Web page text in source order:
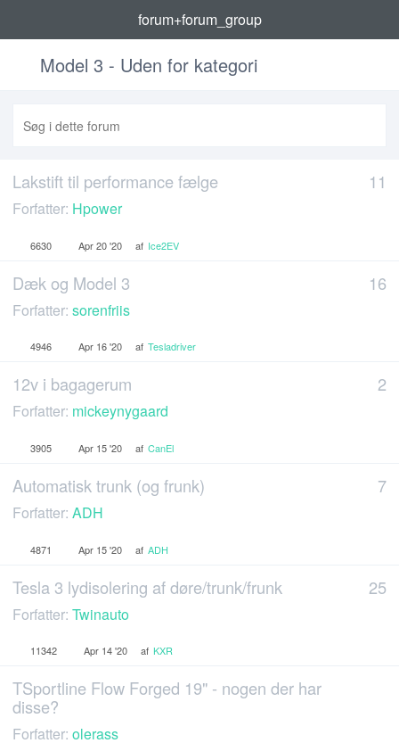
forum+forum_group
Model 3 - Uden for kategori
Lakstift til performance fælge 11
Forfatter: Hpower
6630 Apr 20 '20 af Ice2EV
Dæk og Model 3 16
Forfatter: sorenfriis
4946 Apr 16 '20 af Tesladriver
12v i bagagerum 2
Forfatter: mickeynygaard
3905 Apr 15 '20 af CanEl
Automatisk trunk (og frunk) 7
Forfatter: ADH
4871 Apr 15 '20 af ADH
Tesla 3 lydisolering af døre/trunk/frunk 25
Forfatter: Twinauto
11342 Apr 14 '20 af KXR
TSportline Flow Forged 19" - nogen der har
disse?
Forfatter: olerass